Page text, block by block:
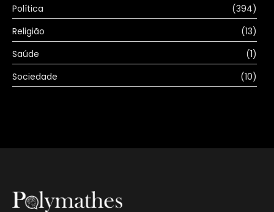
Política
(394)
Religião
(13)
Saúde
(1)
Sociedade
(10)